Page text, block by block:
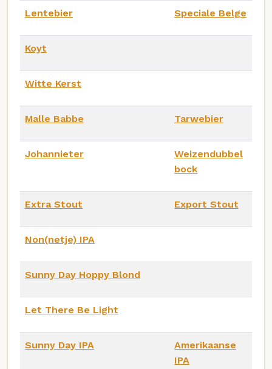
Lentebier Speciale Belge
Koyt
Witte Kerst
Malle Babbe Tarwebier
Johannieter
Weizendubbel
bock
Extra Stout Export Stout
Non(netje) IPA
Sunny Day Hoppy Blond
Let There Be Light
Sunny Day IPA
Amerikaanse
IPA